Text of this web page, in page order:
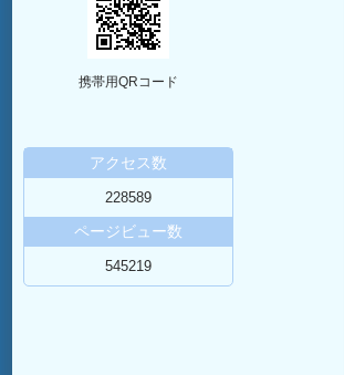
携帯用QRコード
アクセス数
228589
ページビュー数
545219